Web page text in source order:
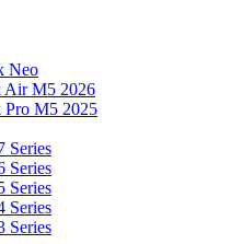
Neo
Air M5 2026
Pro M5 2025
Series
Series
Series
Series
Series